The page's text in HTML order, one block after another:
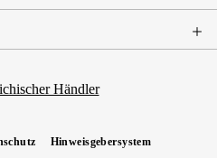
Hinweisgebersystem